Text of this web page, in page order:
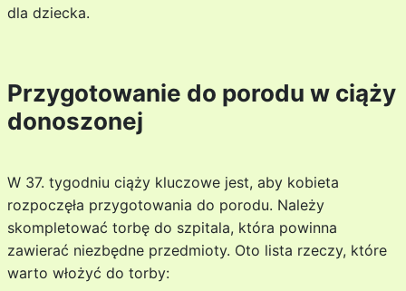
dla dziecka.
Przygotowanie do porodu w ciąży
donoszonej
W 37. tygodniu ciąży kluczowe jest, aby kobieta
rozpoczęła przygotowania do porodu. Należy
skompletować torbę do szpitala, która powinna
zawierać niezbędne przedmioty. Oto lista rzeczy, które
warto włożyć do torby: